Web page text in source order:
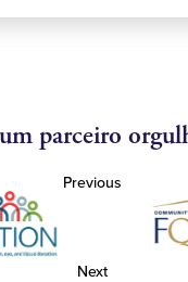
parceiro
Previous
Next